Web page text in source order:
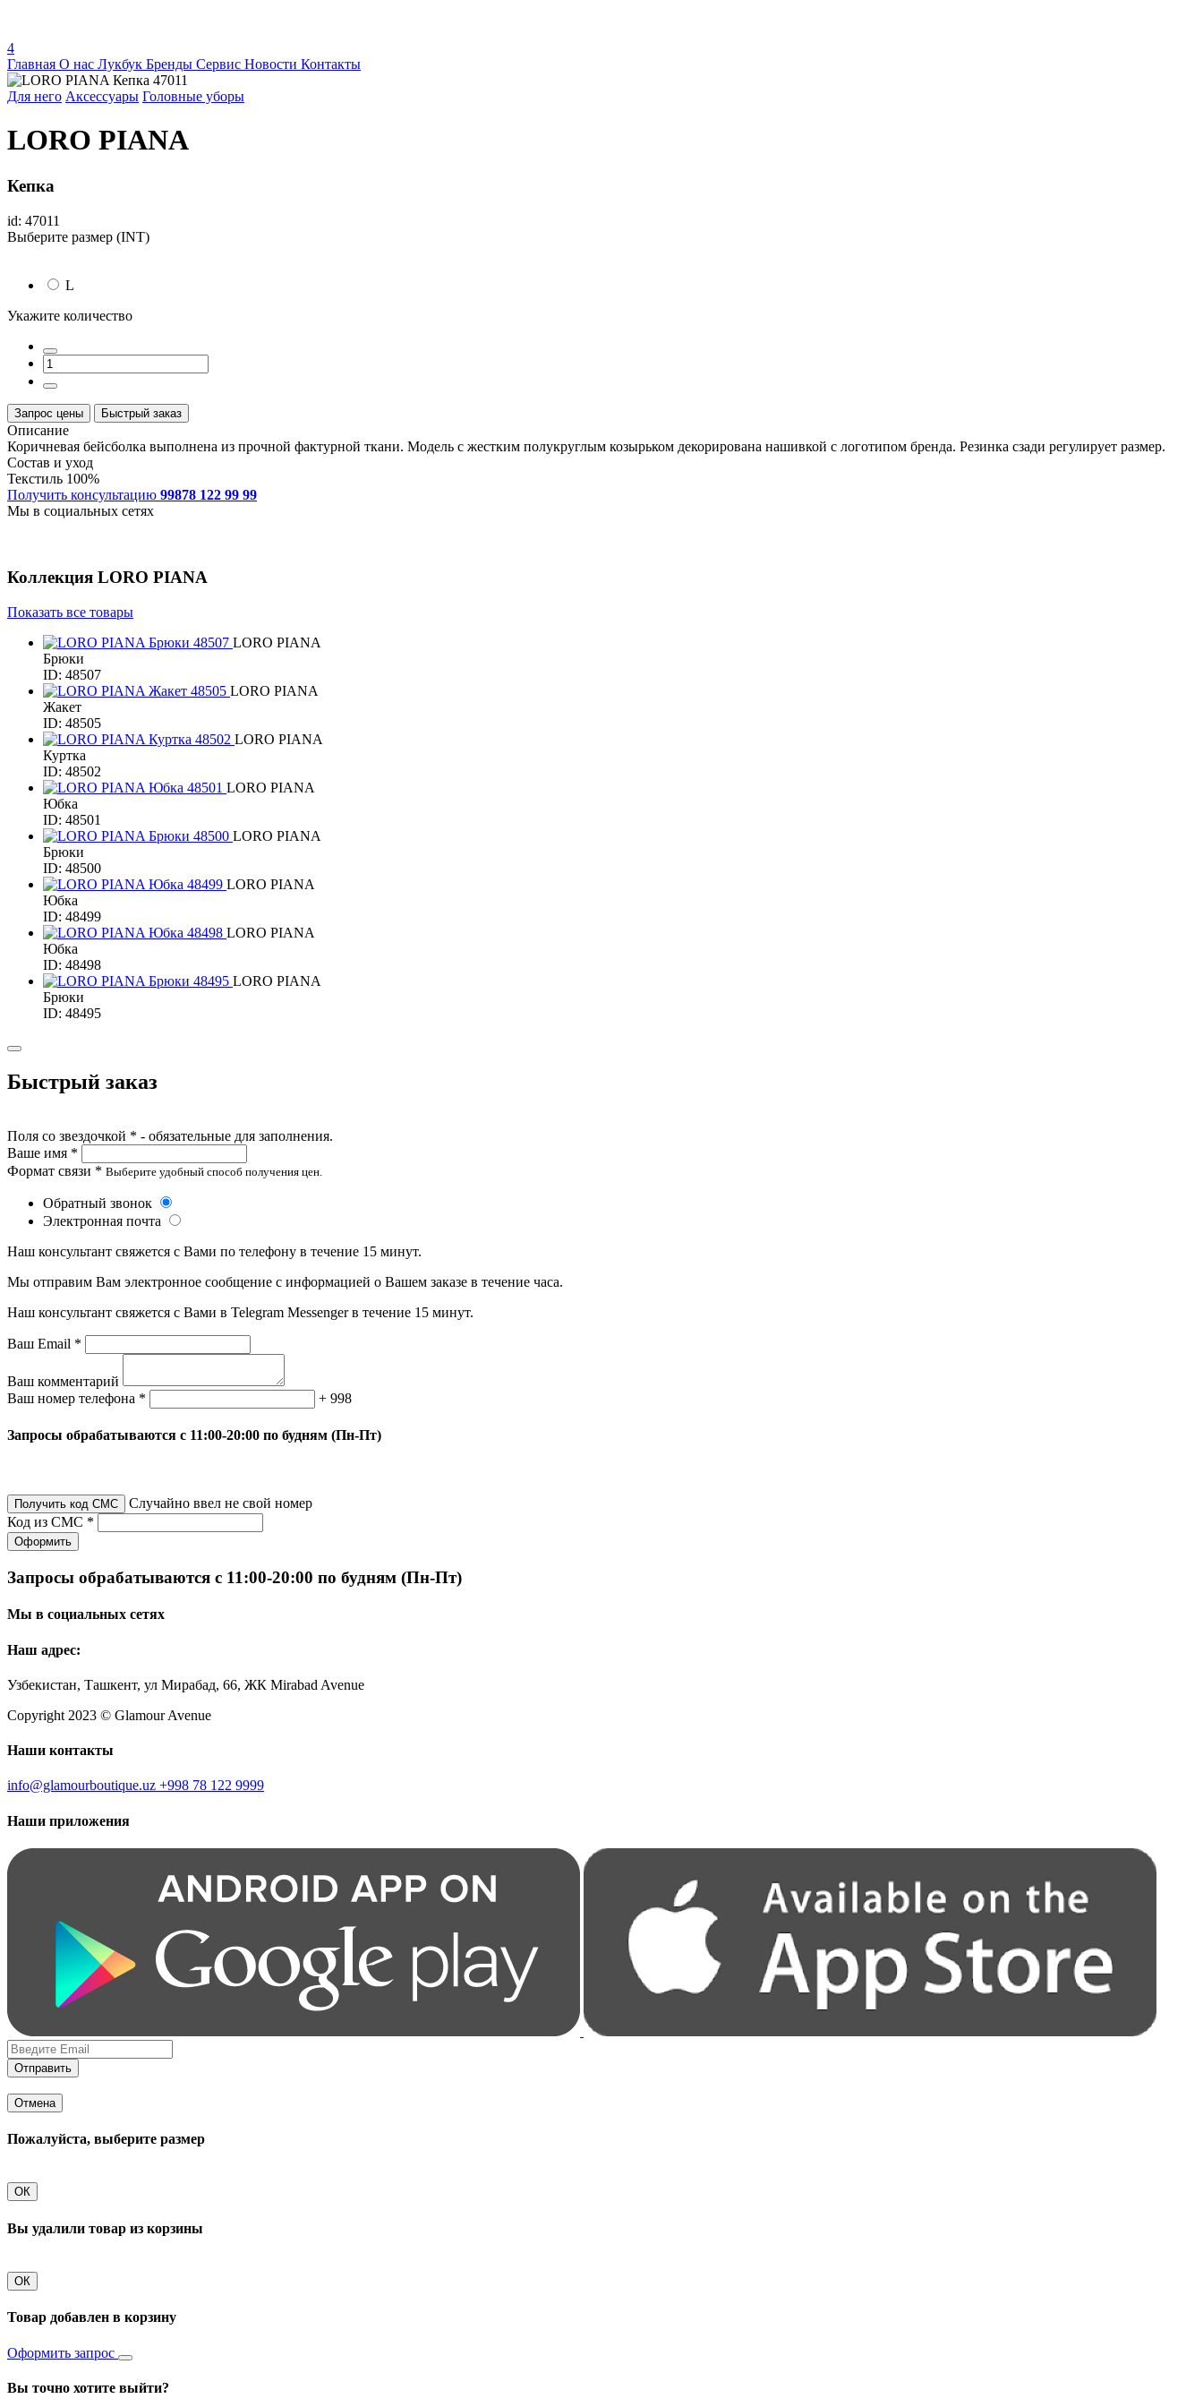
4
Главная О нас Лукбук Бренды Сервис Новости Контакты
Для него Аксессуары Головные уборы
LORO PIANA
Кепка
id: 47011
Выберите размер (INT)
L
Укажите количество
Запрос цены Быстрый заказ
Описание
Коричневая бейсболка выполнена из прочной фактурной ткани. Модель с жестким полукруглым козырьком декорирована нашивкой с логотипом бренда. Резинка сзади регулирует размер.
Состав и уход
Текстиль 100%
Получить консультацию 99878 122 99 99
Мы в социальных сетях
Коллекция LORO PIANA
Показать все товары
LORO PIANA
Брюки
ID: 48507
LORO PIANA
Жакет
ID: 48505
LORO PIANA
Куртка
ID: 48502
LORO PIANA
Юбка
ID: 48501
LORO PIANA
Брюки
ID: 48500
LORO PIANA
Юбка
ID: 48499
LORO PIANA
Юбка
ID: 48498
LORO PIANA
Брюки
ID: 48495
Быстрый заказ
Поля со звездочкой * - обязательные для заполнения.
Ваше имя *
Формат связи * Выберите удобный способ получения цен.
Обратный звонок
Электронная почта
Наш консультант свяжется с Вами по телефону в течение 15 минут.
Мы отправим Вам электронное сообщение с информацией о Вашем заказе в течение часа.
Наш консультант свяжется с Вами в Telegram Messenger в течение 15 минут.
Ваш Email *
Ваш комментарий
Ваш номер телефона *
+ 998
Запросы обрабатываются с 11:00-20:00 по будням (Пн-Пт)
Получить код СМС
Случайно ввел не свой номер
Код из СМС *
Оформить
Запросы обрабатываются с 11:00-20:00 по будням (Пн-Пт)
Мы в социальных сетях
Наш адрес:
Узбекистан, Ташкент, ул Мирабад, 66, ЖК Mirabad Avenue
Copyright 2023 © Glamour Avenue
Наши контакты
info@glamourboutique.uz +998 78 122 9999
Наши приложения
Отправить
Отмена
Пожалуйста, выберите размер
ОК
Вы удалили товар из корзины
ОК
Товар добавлен в корзину
Оформить запрос
Вы точно хотите выйти?